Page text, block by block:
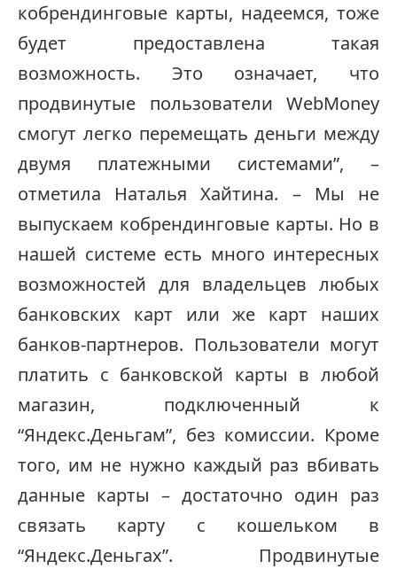
кобрендинговые карты, надеемся, тоже
будет предоставлена такая
возможность. Это означает, что
продвинутые пользователи WebMoney
смогут легко перемещать деньги между
двумя платежными системами”, –
отметила Наталья Хайтина. – Мы не
выпускаем кобрендинговые карты. Но в
нашей системе есть много интересных
возможностей для владельцев любых
банковских карт или же карт наших
банков-партнеров. Пользователи могут
платить с банковской карты в любой
магазин, подключенный к
“Яндекс.Деньгам”, без комиссии. Кроме
того, им не нужно каждый раз вбивать
данные карты – достаточно один раз
связать карту с кошельком в
“Яндекс.Деньгах”. Продвинутые